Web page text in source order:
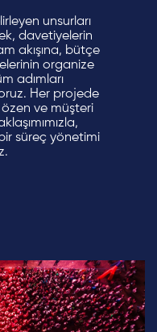
unsurları
davetiyelerin
akışına, bütçe
organize
adımları
Her projede
ve müşteri
süreç yönetimi